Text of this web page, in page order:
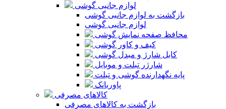
لوازم جانبی گوشی
بازگشت به لوازم جانبی گوشی
لوازم جانبی گوشی
محافظ صفحه نمایش گوشی
کیف و کاور گوشی
کابل شارژ و مبدل گوشی
شارژر تبلت و موبایل
پایه نگهدارنده گوشی و تبلت
پاوربانک
کالاهای مصرفی
بازگشت به کالاهای مصرفی